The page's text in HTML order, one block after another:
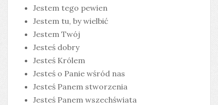
Jestem tego pewien
Jestem tu, by wielbić
Jestem Twój
Jesteś dobry
Jesteś Królem
Jesteś o Panie wśród nas
Jesteś Panem stworzenia
Jesteś Panem wszechświata